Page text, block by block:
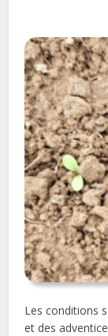
Les conditions
et des